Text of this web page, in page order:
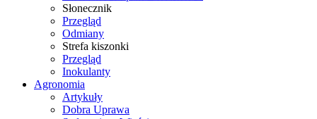
Słonecznik
Przegląd
Odmiany
Strefa kiszonki
Przegląd
Inokulanty
Agronomia
Artykuły
Dobra Uprawa